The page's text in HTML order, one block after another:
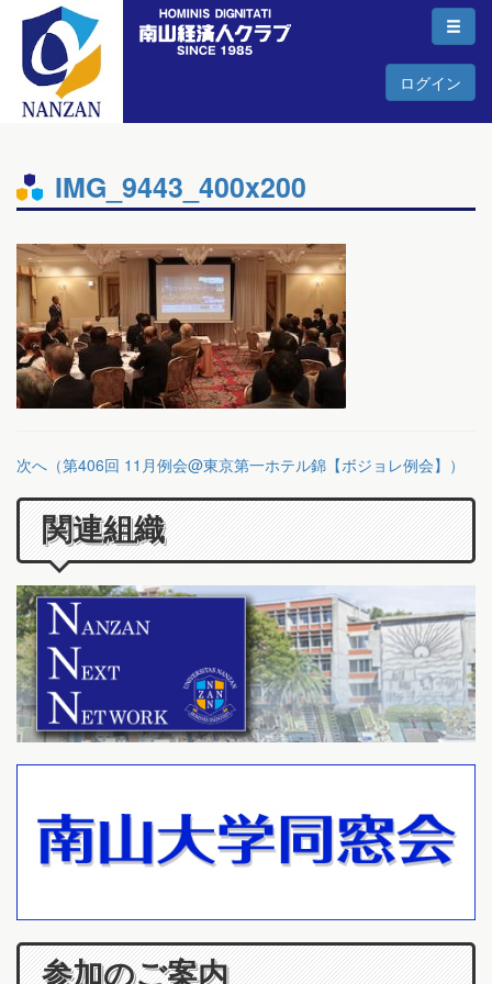
ログイン
IMG_9443_400x200
次へ（第406回 11月例会@東京第一ホテル錦【ボジョレ例会】）
関連組織
参加のご案内